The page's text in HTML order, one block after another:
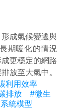
成氣候變遷與
期暖化的情況
更穩定的網路
放至大氣中。
利用效率
排放
#微生
統模型